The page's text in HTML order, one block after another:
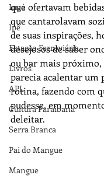
Ingá
Ipê
Estação Ferroviária
Livros
APL
Cultura Paraibana
Serra Branca
Pai do Mangue
Mangue
que ofertavam
que cantarolavam
de suas inspirações,
desejosos de saber
ou bar mais próximo,
parecia acalentar um
rotina, fazendo com
pudesse, em
deleitar.